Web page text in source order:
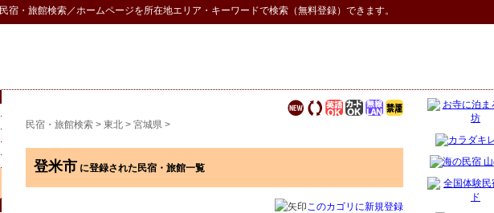
民宿・旅館検索／ホームページを所在地エリア・キーワードで検索（無料登録）できます。
民宿・旅館検索 > 東北 > 宮城県 >
登米市 に登録された民宿・旅館一覧
このカゴリに新規登録